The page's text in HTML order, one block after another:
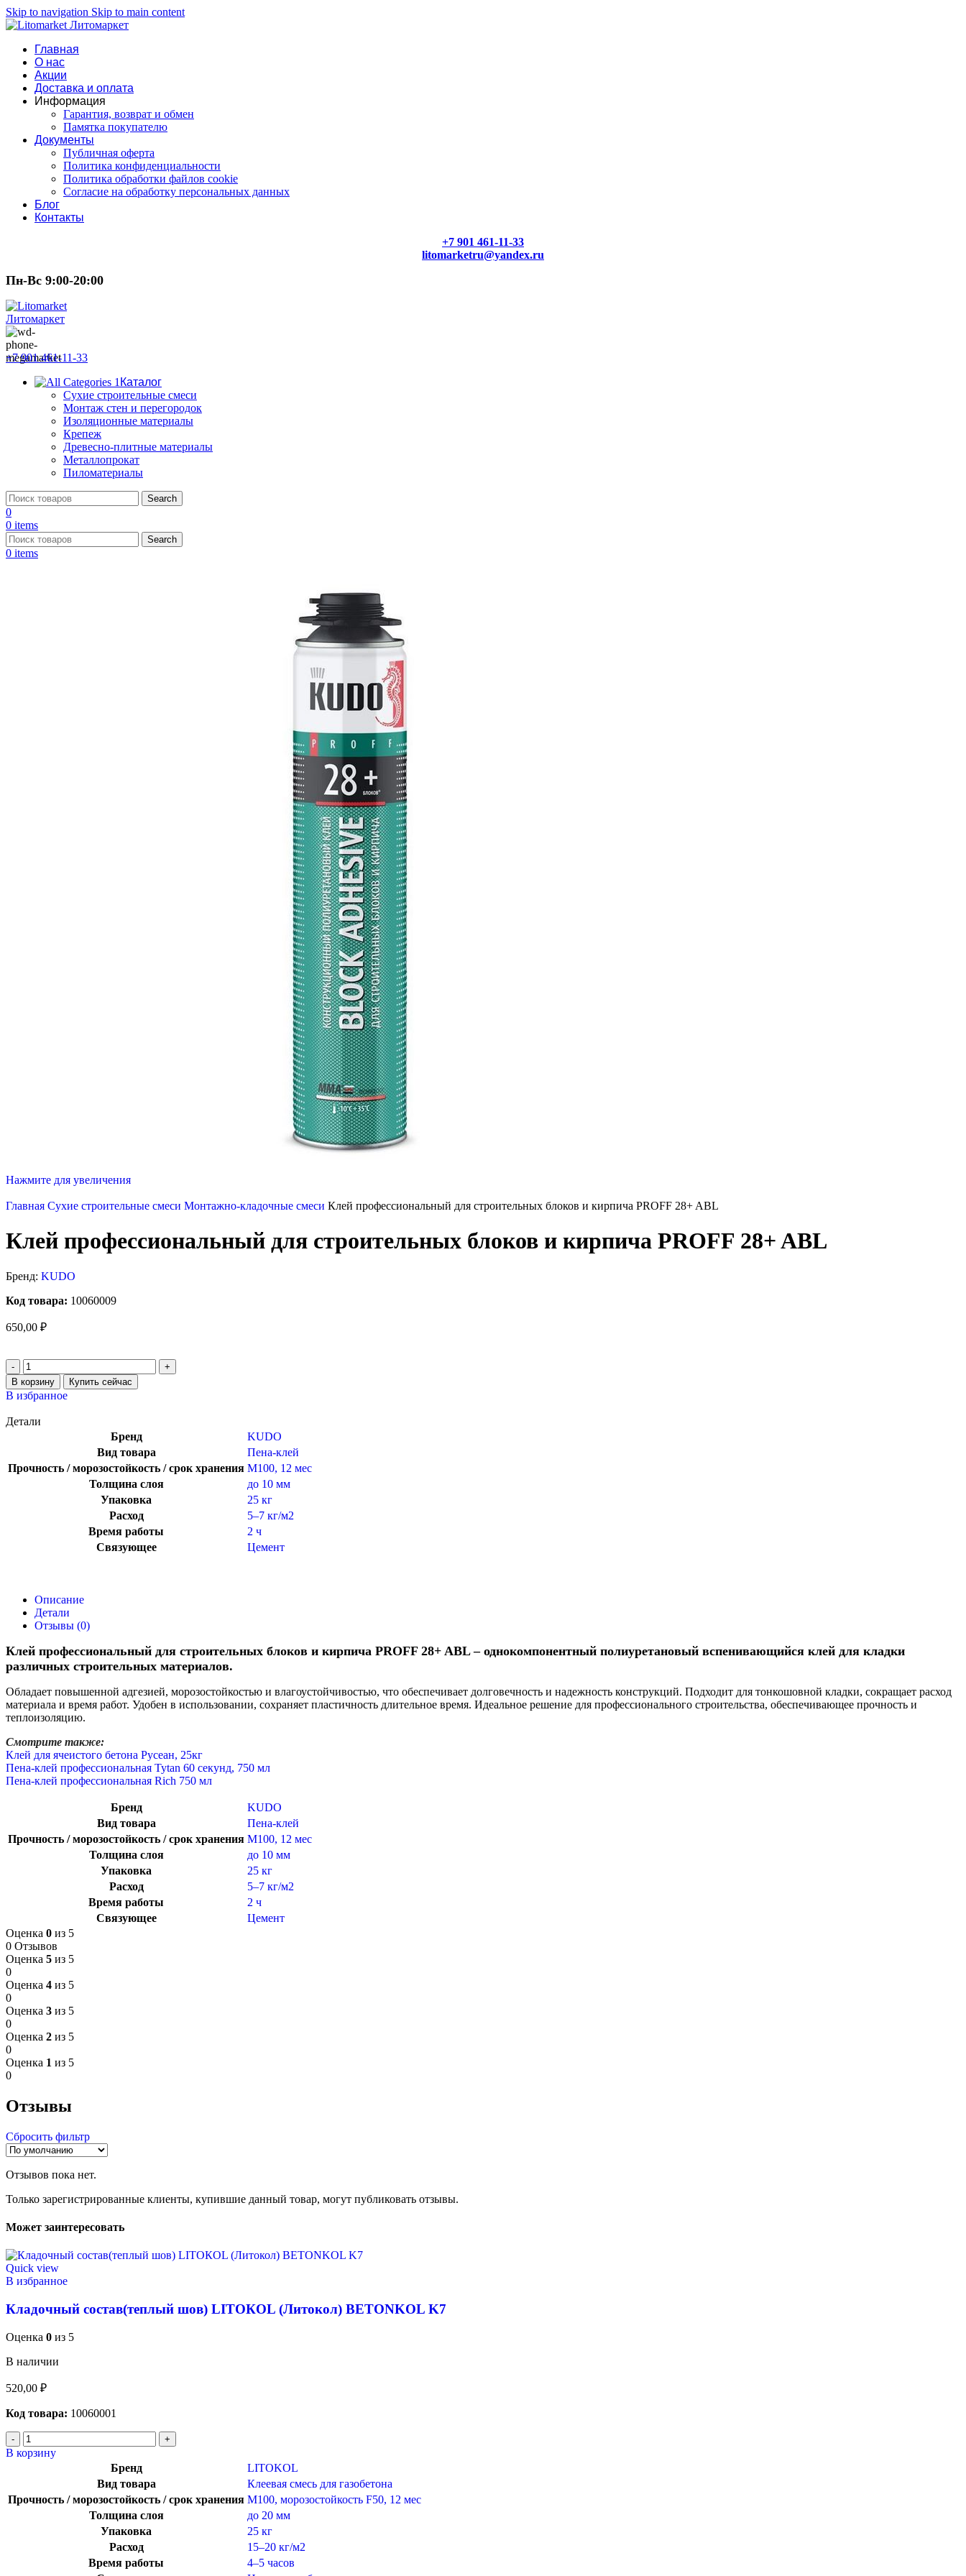
Skip to navigation Skip to main content
Главная
О нас
Акции
Доставка и оплата
Информация
Гарантия, возврат и обмен
Памятка покупателю
Документы
Публичная оферта
Политика конфиденциальности
Политика обработки файлов cookie
Согласие на обработку персональных данных
Блог
Контакты
+7 901 461-11-33
litomarketru@yandex.ru
Пн-Вс 9:00-20:00
+7 901 461-11-33
Каталог
Сухие строительные смеси
Монтаж стен и перегородок
Изоляционные материалы
Крепеж
Древесно-плитные материалы
Металлопрокат
Пиломатериалы
Search
0
0 items
Search
0 items
Нажмите для увеличения
Главная Сухие строительные смеси Монтажно-кладочные смеси Клей профессиональный для строительных блоков и кирпича PROFF 28+ ABL
Клей профессиональный для строительных блоков и кирпича PROFF 28+ ABL
Бренд: KUDO
Код товара: 10060009
650,00 ₽
В корзину Купить сейчас
В избранное
Детали
Бренд
KUDO
Вид товара
Пена-клей
Прочность / морозостойкость / срок хранения М100, 12 мес
Толщина слоя
до 10 мм
Упаковка
25 кг
Расход
5–7 кг/м2
Время работы
2 ч
Связующее
Цемент
Описание
Детали
Отзывы (0)
Клей профессиональный для строительных блоков и кирпича PROFF 28+ ABL – однокомпонентный полиуретановый вспенивающийся клей для кладки
различных строительных материалов.
Обладает повышенной адгезией, морозостойкостью и влагоустойчивостью, что обеспечивает долговечность и надежность конструкций. Подходит для тонкошовной кладки, сокращает расход
материала и время работ. Удобен в использовании, сохраняет пластичность длительное время. Идеальное решение для профессионального строительства, обеспечивающее прочность и
теплоизоляцию.
Смотрите также:
Клей для ячеистого бетона Русеан, 25кг
Пена-клей профессиональная Tytan 60 секунд, 750 мл
Пена-клей профессиональная Rich 750 мл
Бренд
KUDO
Вид товара
Пена-клей
Прочность / морозостойкость / срок хранения М100, 12 мес
Толщина слоя
до 10 мм
Упаковка
25 кг
Расход
5–7 кг/м2
Время работы
2 ч
Связующее
Цемент
Оценка 0 из 5
0 Отзывов
Оценка 5 из 5
0
Оценка 4 из 5
0
Оценка 3 из 5
0
Оценка 2 из 5
0
Оценка 1 из 5
0
Отзывы
Сбросить фильтр
Отзывов пока нет.
Только зарегистрированные клиенты, купившие данный товар, могут публиковать отзывы.
Может заинтересовать
Quick view
В избранное
Кладочный состав(теплый шов) LITOКOL (Литокол) BETONKOL K7
Оценка 0 из 5
В наличии
520,00 ₽
Код товара: 10060001
В корзину
Бренд
LITOKOL
Вид товара
Клеевая смесь для газобетона
Прочность / морозостойкость / срок хранения М100, морозостойкость F50, 12 мес
Толщина слоя
до 20 мм
Упаковка
25 кг
Расход
15–20 кг/м2
Время работы
4–5 часов